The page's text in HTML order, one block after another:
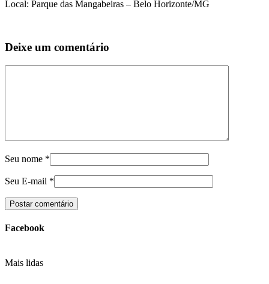
Local: Parque das Mangabeiras – Belo Horizonte/MG
Deixe um comentário
Seu nome *
Seu E-mail *
Facebook
Mais lidas